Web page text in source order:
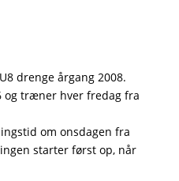
drenge årgang 2008.
og træner hver fredag fra
om onsdagen fra
starter først op, når